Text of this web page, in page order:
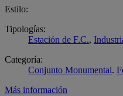
Estilo:
Tipologías:
Estación de F.C.,
Categoría:
Conjunto Monumental.
Más información